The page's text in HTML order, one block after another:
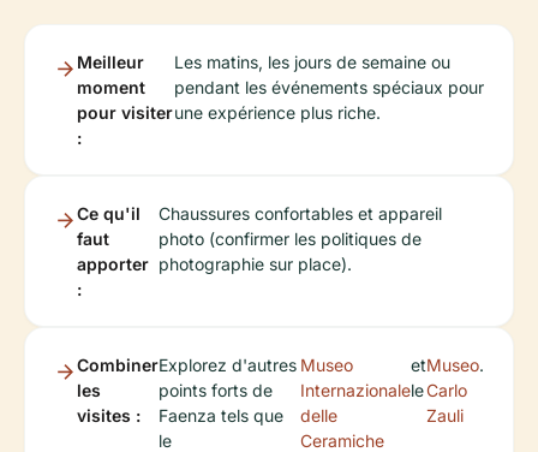
Meilleur
moment
pour visiter
:
Les matins, les jours de semaine ou
pendant les événements spéciaux pour
une expérience plus riche.
Ce qu'il
faut
apporter
:
Chaussures confortables et appareil
photo (confirmer les politiques de
photographie sur place).
Combiner
les
visites :
Explorez d'autres
points forts de
Faenza tels que
le
Museo
Internazionale
delle
Ceramiche
et
le
Museo
Carlo
Zauli
.